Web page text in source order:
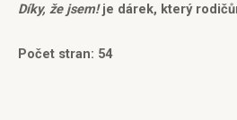
Díky, že jsem!je dárek, který
Počet stran: 54